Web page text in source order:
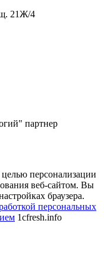
21Ж/4
партнер
персонализации
веб-сайтом. Вы
браузера.
персональных
1cfresh.info